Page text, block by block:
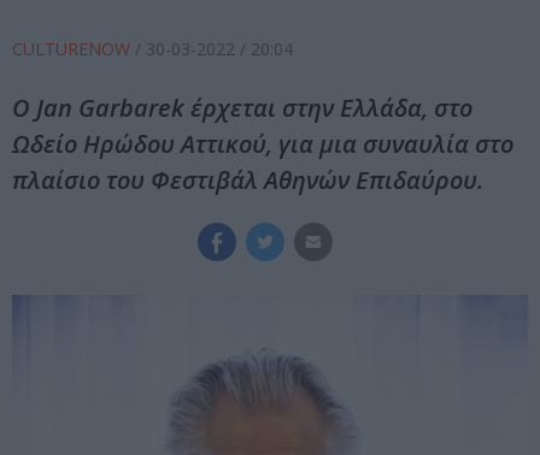
CULTURENOW / 30-03-2022 / 20:04
Ο Jan Garbarek έρχεται στην Ελλάδα, στο
Ωδείο Ηρώδου Αττικού, για μια συναυλία στο
πλαίσιο του Φεστιβάλ Αθηνών Επιδαύρου.